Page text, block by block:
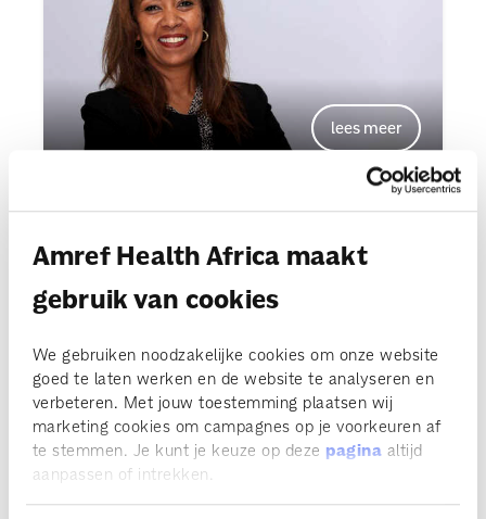
Amref Health Africa maakt
gebruik van cookies
We gebruiken noodzakelijke cookies om onze website
goed te laten werken en de website te analyseren en
verbeteren. Met jouw toestemming plaatsen wij
marketing cookies om campagnes op je voorkeuren af
te stemmen. Je kunt je keuze op deze pagina altijd
aanpassen of intrekken.